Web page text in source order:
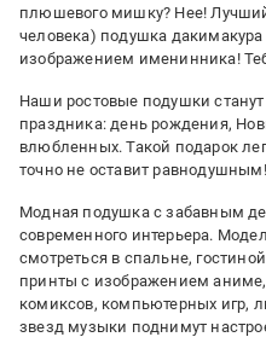
плюшевого мишку? Нее! Лучший
человека) подушка
изображением именинника!
Наши ростовые подушки
праздника: день рождения,
влюбленных. Такой подарок
точно не оставит равнодушным!
Модная подушка с забавным
современного интерьера.
смотреться в спальне,
принты с изображением
комиксов, компьютерных игр,
звезд музыки поднимут